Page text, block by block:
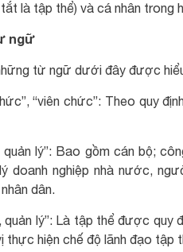
tắt là tập thể) và cá nhân
ngữ
từ ngữ dưới đây được
“viên chức”: Theo quy
quản lý”: Bao gồm cán bộ;
doanh nghiệp nhà nước,
dân.
quản lý”: Là tập thể được quy
thực hiện chế độ lãnh đạo tập